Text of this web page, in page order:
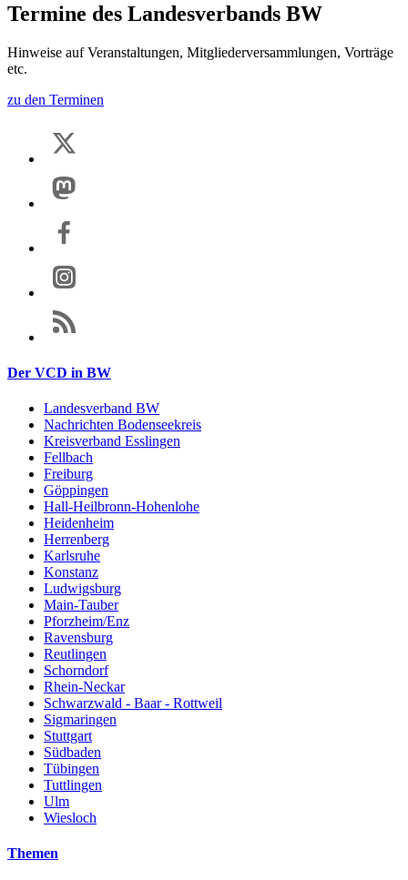
Termine des Landesverbands BW
Hinweise auf Veranstaltungen, Mitgliederversammlungen, Vorträge
etc.
zu den Terminen
Der VCD in BW
Landesverband BW
Nachrichten Bodenseekreis
Kreisverband Esslingen
Fellbach
Freiburg
Göppingen
Hall-Heilbronn-Hohenlohe
Heidenheim
Herrenberg
Karlsruhe
Konstanz
Ludwigsburg
Main-Tauber
Pforzheim/Enz
Ravensburg
Reutlingen
Schorndorf
Rhein-Neckar
Schwarzwald - Baar - Rottweil
Sigmaringen
Stuttgart
Südbaden
Tübingen
Tuttlingen
Ulm
Wiesloch
Themen